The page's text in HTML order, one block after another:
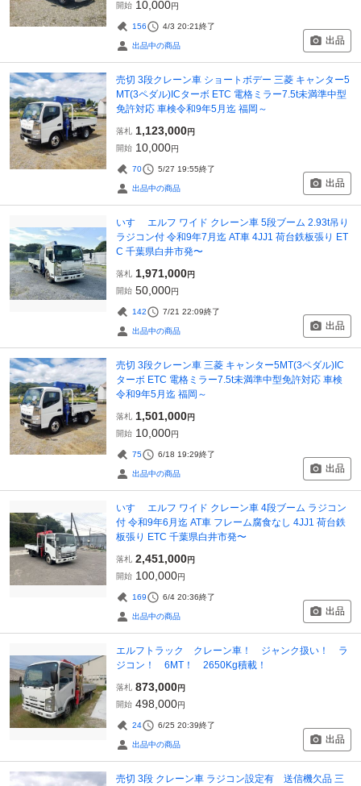
開始 10,000円
156 4/3 20:21終了
出品中の商品 出品
売切 3段クレーン車 ショートボデー 三菱 キャンター5
MT(3ペダル)ICターボ ETC 電格ミラー7.5t未満準中型
免許対応 車検令和9年5月迄 福岡～
落札 1,123,000円
開始 10,000円
70 5/27 19:55終了
出品中の商品 出品
いすゞ エルフ ワイド クレーン車 5段ブーム 2.93t吊り
ラジコン付 令和9年7月迄 AT車 4JJ1 荷台鉄板張り ET
C 千葉県白井市発〜
落札 1,971,000円
開始 50,000円
142 7/21 22:09終了
出品中の商品 出品
売切 3段クレーン車 三菱 キャンター5MT(3ペダル)IC
ターボ ETC 電格ミラー7.5t未満準中型免許対応 車検
令和9年5月迄 福岡～
落札 1,501,000円
開始 10,000円
75 6/18 19:29終了
出品中の商品 出品
いすゞ エルフ ワイド クレーン車 4段ブーム ラジコン
付 令和9年6月迄 AT車 フレーム腐食なし 4JJ1 荷台鉄
板張り ETC 千葉県白井市発〜
落札 2,451,000円
開始 100,000円
169 6/4 20:36終了
出品中の商品 出品
エルフトラック クレーン車！ ジャンク扱い！ ラ
ジコン！ 6MT！ 2650Kg積載！
落札 873,000円
開始 498,000円
24 6/25 20:39終了
出品中の商品 出品
売切 3段 クレーン車 ラジコン設定有 送信機欠品 三